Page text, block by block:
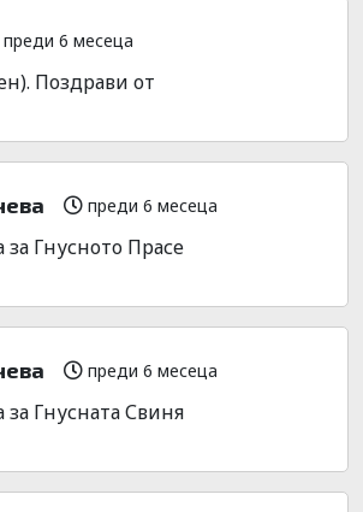
преди 6 месеца
Поздрави от
преди 6 месеца
за Гнусното Прасе
преди 6 месеца
за Гнусната Свиня